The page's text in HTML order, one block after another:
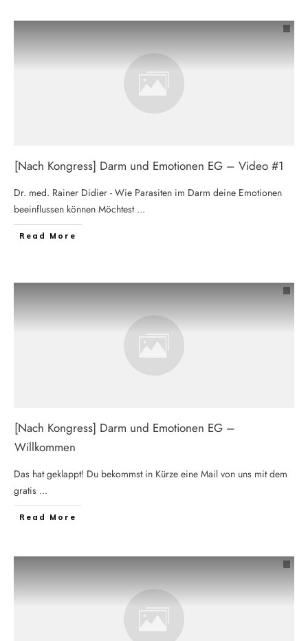
[Nach Kongress] Darm und Emotionen EG – Video #1
Dr. med. Rainer Didier - Wie Parasiten im Darm deine Emotionen
beeinflussen können Möchtest ...
Read More
[Nach Kongress] Darm und Emotionen EG –
Willkommen
Das hat geklappt! Du bekommst in Kürze eine Mail von uns mit dem
gratis ...
Read More